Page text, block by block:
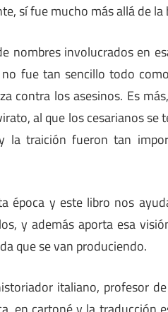
sí fue mucho más allá de la
nombres involucrados en
fue tan sencillo todo
contra los asesinos. Es
al que los cesarianos
la traición fueron tan
época y este libro nos
y además aporta esa
que se van produciendo.
italiano, profesor